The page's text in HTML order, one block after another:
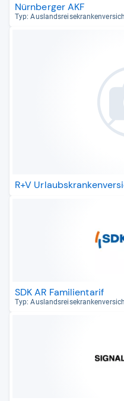
Nürnberger AKF
Typ:
R+V
SDK AR Familientarif
Typ: